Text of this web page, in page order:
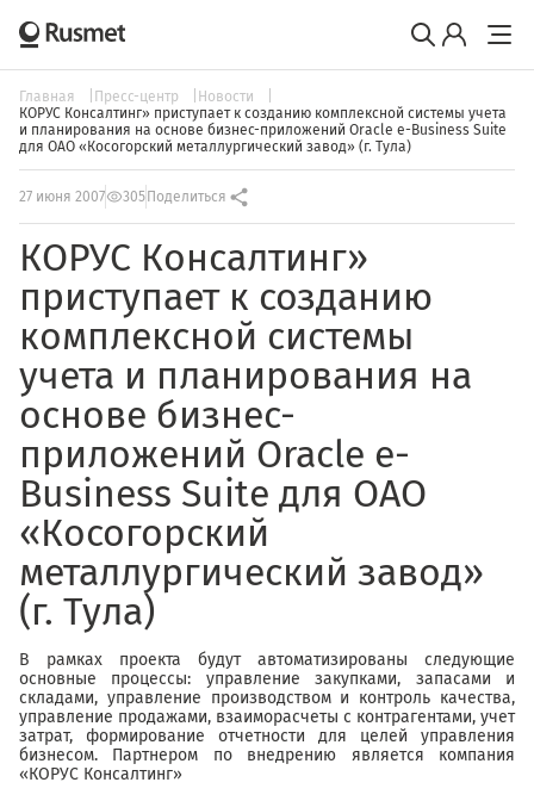
Главная Пресс-центр
Новости
КОРУС Консалтинг» приступает к созданию комплексной системы учета
и планирования на основе бизнес-приложений Oracle e-Business Suite
для ОАО «Косогорский металлургический завод» (г. Тула)
27 июня 2007 305 Поделиться
КОРУС Консалтинг»
приступает к созданию
комплексной системы
учета и планирования на
основе бизнес-
приложений Oracle e-
Business Suite для ОАО
«Косогорский
металлургический завод»
(г. Тула)
В рамках проекта будут автоматизированы следующие
основные процессы: управление закупками, запасами и
складами, управление производством и контроль качества,
управление продажами, взаиморасчеты с контрагентами, учет
затрат, формирование отчетности для целей управления
бизнесом. Партнером по внедрению является компания
«КОРУС Консалтинг»